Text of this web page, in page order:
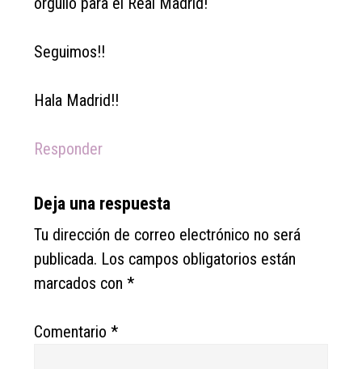
Seguimos!!
Hala Madrid!!
Responder
Deja una respuesta
Tu dirección de correo electrónico no será
publicada. Los campos obligatorios están
marcados con*
Comentario*